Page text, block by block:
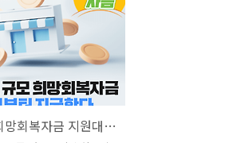
소상공인 희망회복자금 지원대상 금액 및 신청 지급방법